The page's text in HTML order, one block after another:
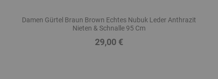
Damen Gürtel Braun Brown Echtes Nubuk Leder Anthrazit
Nieten & Schnalle 95 Cm
Preis
29,00 €